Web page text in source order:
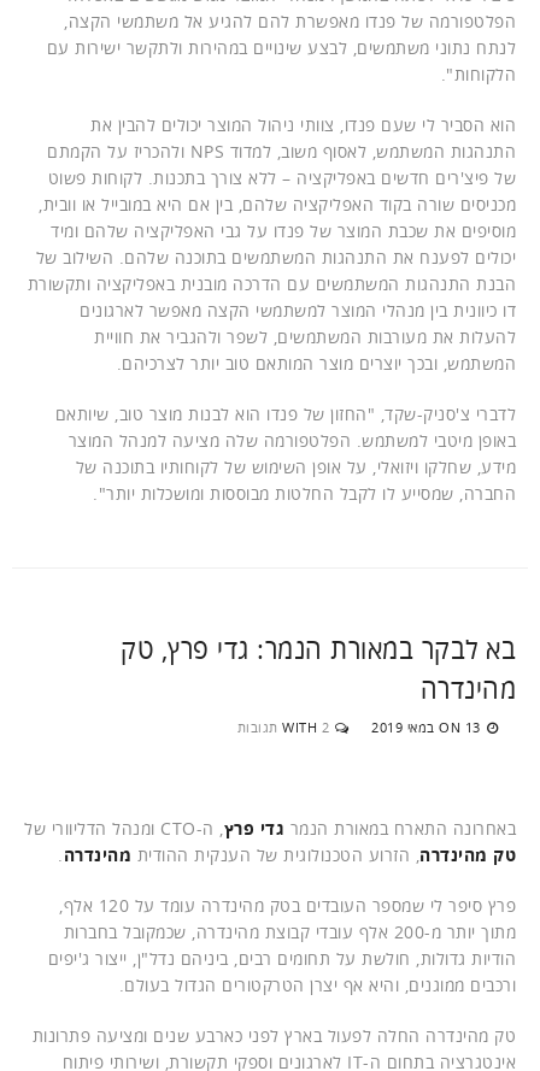
הפלטפורמה של פנדו מאפשרת להם להגיע אל משתמשי הקצה,
לנתח נתוני משתמשים, לבצע שינויים במהירות ולתקשר ישירות עם
הלקוחות".
הוא הסביר לי שעם פנדו, צוותי ניהול המוצר יכולים להבין את
התנהגות המשתמש, לאסוף משוב, למדוד NPS ולהכריז על הקמתם
של פיצ'רים חדשים באפליקציה – ללא צורך בתכנות. לקוחות פשוט
מכניסים שורה בקוד האפליקציה שלהם, בין אם היא במובייל או וובית,
מוסיפים את שכבת המוצר של פנדו על גבי האפליקציה שלהם ומיד
יכולים לפענח את התנהגות המשתמשים בתוכנה שלהם. השילוב של
הבנת התנהגות המשתמשים עם הדרכה מובנית באפליקציה ותקשורת
דו כיוונית בין מנהלי המוצר למשתמשי הקצה מאפשר לארגונים
להעלות את מעורבות המשתמשים, לשפר ולהגביר את חוויית
המשתמש, ובכך יוצרים מוצר המותאם טוב יותר לצרכיהם.
לדברי צ'סניק-שקד, "החזון של פנדו הוא לבנות מוצר טוב, שיותאם
באופן מיטבי למשתמש. הפלטפורמה שלה מציעה למנהל המוצר
מידע, שחלקו ויזואלי, על אופן השימוש של לקוחותיו בתוכנה של
החברה, שמסייע לו לקבל החלטות מבוססות ומושכלות יותר".
בא לבקר במאורת הנמר: גדי פרץ, טק
מהינדרה
ON 13 במאי 2019 WITH 2 תגובות
באחרונה התארח במאורת הנמר גדי פרץ, ה-CTO ומנהל הדליוורי של
טק מהינדרה, הזרוע הטכנולוגית של הענקית ההודית מהינדרה.
פרץ סיפר לי שמספר העובדים בטק מהינדרה עומד על 120 אלף,
מתוך יותר מ-200 אלף עובדי קבוצת מהינדרה, שכמקובל בחברות
הודיות גדולות, חולשת על תחומים רבים, ביניהם נדל"ן, ייצור ג'יפים
ורכבים ממוגנים, והיא אף יצרן הטרקטורים הגדול בעולם.
טק מהינדרה החלה לפעול בארץ לפני כארבע שנים ומציעה פתרונות
אינטגרציה בתחום ה-IT לארגונים וספקי תקשורת, ושירותי פיתוח